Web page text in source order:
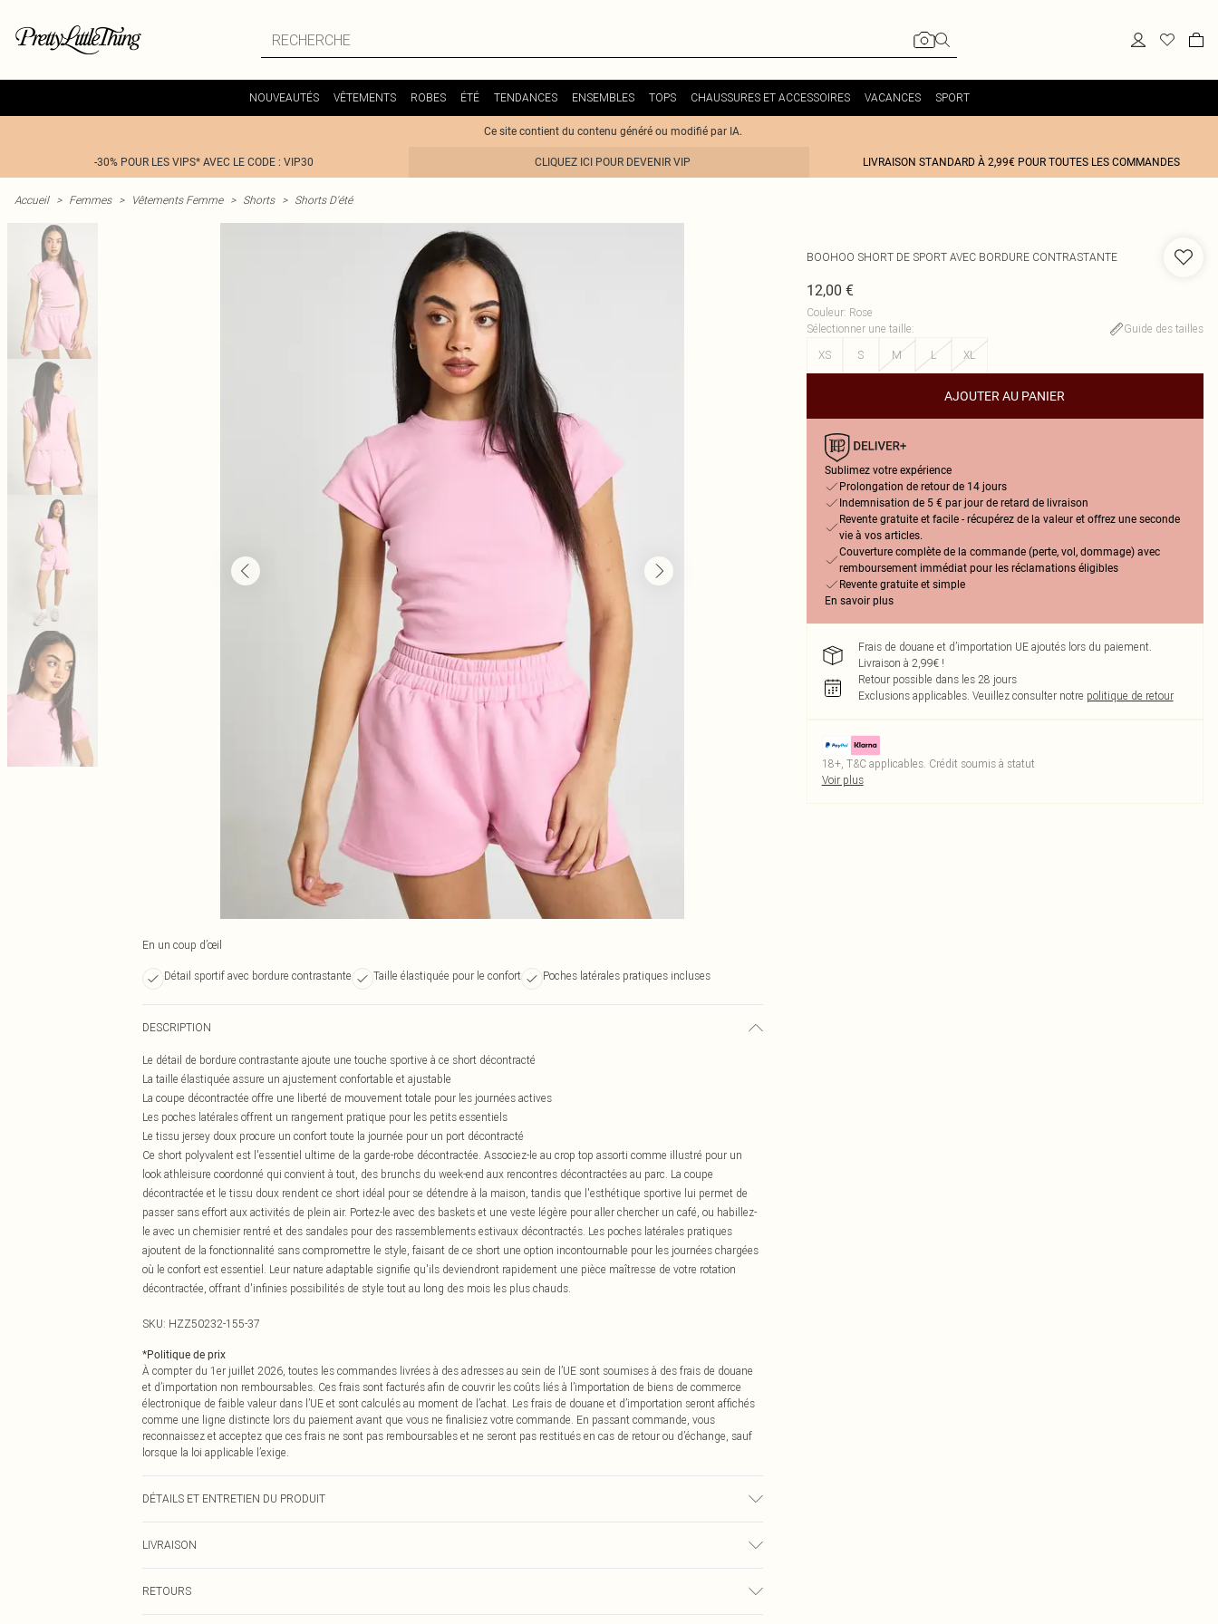
NOUVEAUTÉS VÊTEMENTS ROBES ÉTÉ TENDANCES ENSEMBLES TOPS CHAUSSURES ET ACCESSOIRES VACANCES SPORT
Ce site contient du contenu généré ou modifié par IA.
-30% POUR LES VIPS* AVEC LE CODE : VIP30 CLIQUEZ ICI POUR DEVENIR VIP LIVRAISON STANDARD À 2,99€ POUR TOUTES LES COMMANDES
Accueil > Femmes > Vêtements Femme > Shorts > Shorts D'été
En un coup d’œil
Détail sportif avec bordure contrastante Taille élastiquée pour le confort Poches latérales pratiques incluses
DESCRIPTION
Le détail de bordure contrastante ajoute une touche sportive à ce short décontracté
La taille élastiquée assure un ajustement confortable et ajustable
La coupe décontractée offre une liberté de mouvement totale pour les journées actives
Les poches latérales offrent un rangement pratique pour les petits essentiels
Le tissu jersey doux procure un confort toute la journée pour un port décontracté
Ce short polyvalent est l'essentiel ultime de la garde-robe décontractée. Associez-le au crop top assorti comme illustré pour un
look athleisure coordonné qui convient à tout, des brunchs du week-end aux rencontres décontractées au parc. La coupe
décontractée et le tissu doux rendent ce short idéal pour se détendre à la maison, tandis que l'esthétique sportive lui permet de
passer sans effort aux activités de plein air. Portez-le avec des baskets et une veste légère pour aller chercher un café, ou habillez-
le avec un chemisier rentré et des sandales pour des rassemblements estivaux décontractés. Les poches latérales pratiques
ajoutent de la fonctionnalité sans compromettre le style, faisant de ce short une option incontournable pour les journées chargées
où le confort est essentiel. Leur nature adaptable signifie qu'ils deviendront rapidement une pièce maîtresse de votre rotation
décontractée, offrant d'infinies possibilités de style tout au long des mois les plus chauds.
SKU: HZZ50232-155-37
*Politique de prix
À compter du 1er juillet 2026, toutes les commandes livrées à des adresses au sein de l’UE sont soumises à des frais de douane
et d’importation non remboursables. Ces frais sont facturés afin de couvrir les coûts liés à l’importation de biens de commerce
électronique de faible valeur dans l’UE et sont calculés au moment de l’achat. Les frais de douane et d’importation seront affichés
comme une ligne distincte lors du paiement avant que vous ne finalisiez votre commande. En passant commande, vous
reconnaissez et acceptez que ces frais ne sont pas remboursables et ne seront pas restitués en cas de retour ou d’échange, sauf
lorsque la loi applicable l’exige.
DÉTAILS ET ENTRETIEN DU PRODUIT
LIVRAISON
RETOURS
BOOHOO SHORT DE SPORT AVEC BORDURE CONTRASTANTE
12,00 €
Couleur: Rose
Sélectionner une taille:
Guide des tailles
XS
S M L XL
AJOUTER AU PANIER
Sublimez votre expérience
Prolongation de retour de 14 jours
Indemnisation de 5 € par jour de retard de livraison
Revente gratuite et facile - récupérez de la valeur et offrez une seconde
vie à vos articles.
Couverture complète de la commande (perte, vol, dommage) avec
remboursement immédiat pour les réclamations éligibles
Revente gratuite et simple
En savoir plus
Frais de douane et d’importation UE ajoutés lors du paiement.
Livraison à 2,99€ !
Retour possible dans les 28 jours
Exclusions applicables. Veuillez consulter notre politique de retour
18+, T&C applicables. Crédit soumis à statut
Voir plus